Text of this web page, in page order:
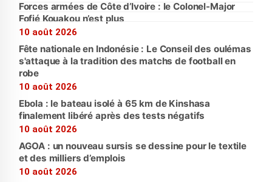
Forces armées de Côte d’Ivoire : le Colonel-Major
Fofié Kouakou n’est plus
10 août 2026
Fête nationale en Indonésie : Le Conseil des oulémas
s'attaque à la tradition des matchs de football en
robe
10 août 2026
Ebola : le bateau isolé à 65 km de Kinshasa
finalement libéré après des tests négatifs
10 août 2026
AGOA : un nouveau sursis se dessine pour le textile
et des milliers d’emplois
10 août 2026